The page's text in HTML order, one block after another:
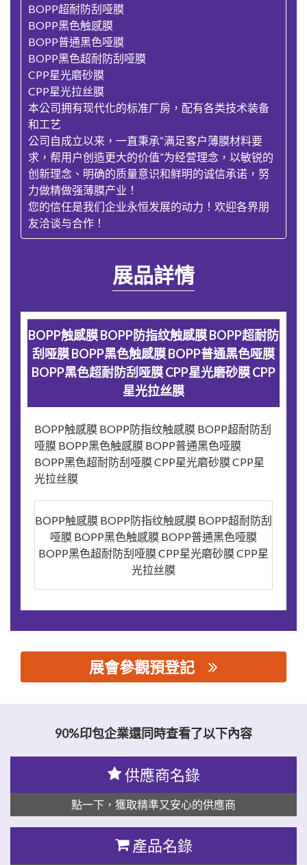
BOPP超耐防刮哑膜
BOPP黑色触感膜
BOPP普通黑色哑膜
BOPP黑色超耐防刮哑膜
CPP星光磨砂膜
CPP星光拉丝膜
本公司拥有现代化的标准厂房，配有各类技术装备
和工艺
公司自成立以来，一直秉承“满足客户薄膜材料要
求，帮用户创造更大的价值”为经营理念，以敏锐的
创新理念、明确的质量意识和鲜明的诚信承诺，努
力做精做强薄膜产业！
您的信任是我们企业永恒发展的动力！欢迎各界朋
友洽谈与合作！
展品詳情
BOPP触感膜 BOPP防指纹触感膜 BOPP超耐防
刮哑膜 BOPP黑色触感膜 BOPP普通黑色哑膜
BOPP黑色超耐防刮哑膜 CPP星光磨砂膜 CPP
星光拉丝膜
BOPP触感膜 BOPP防指纹触感膜 BOPP超耐防刮
哑膜 BOPP黑色触感膜 BOPP普通黑色哑膜
BOPP黑色超耐防刮哑膜 CPP星光磨砂膜 CPP星
光拉丝膜
BOPP触感膜 BOPP防指纹触感膜 BOPP超耐防刮
哑膜 BOPP黑色触感膜 BOPP普通黑色哑膜
BOPP黑色超耐防刮哑膜 CPP星光磨砂膜 CPP星
光拉丝膜
展會參觀預登記
90%印包企業還同時查看了以下內容
供應商名錄
點一下，獲取精準又安心的供應商
產品名錄